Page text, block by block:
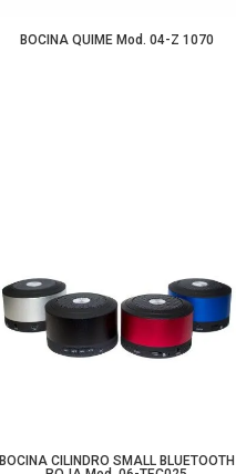
BOCINA QUIME Mod. 04-Z 1070
BOCINA CILINDRO SMALL BLUETOOTH